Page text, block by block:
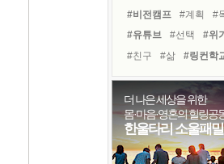
꿈이 실제가 되는
'말 타는 법'을 먼저
졸업식 사진을
#비전캠프 #계획
#
#유튜브
#선택
#위기
#친구
#삶
#링컨학
#도움
#나눔
#다짐
#독서캠프
#희망
#
#경험
#건강
#면역
#리더
#명상 #바이
더 나은 세상을 위한
몸·마음·영혼의 힐링공
한울타리 소울패